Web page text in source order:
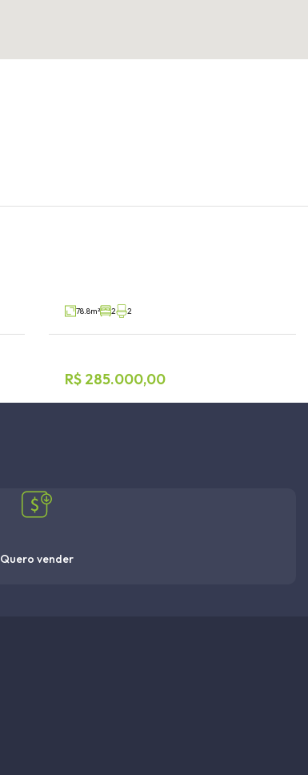
78.8m² 2 2
R$ 285.000,00
Quero vender